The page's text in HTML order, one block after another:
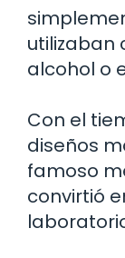
utilizaban
alcohol o
Con el
diseños
famoso
convirtió